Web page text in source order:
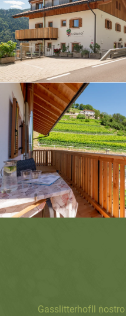
GasslitterhofIl